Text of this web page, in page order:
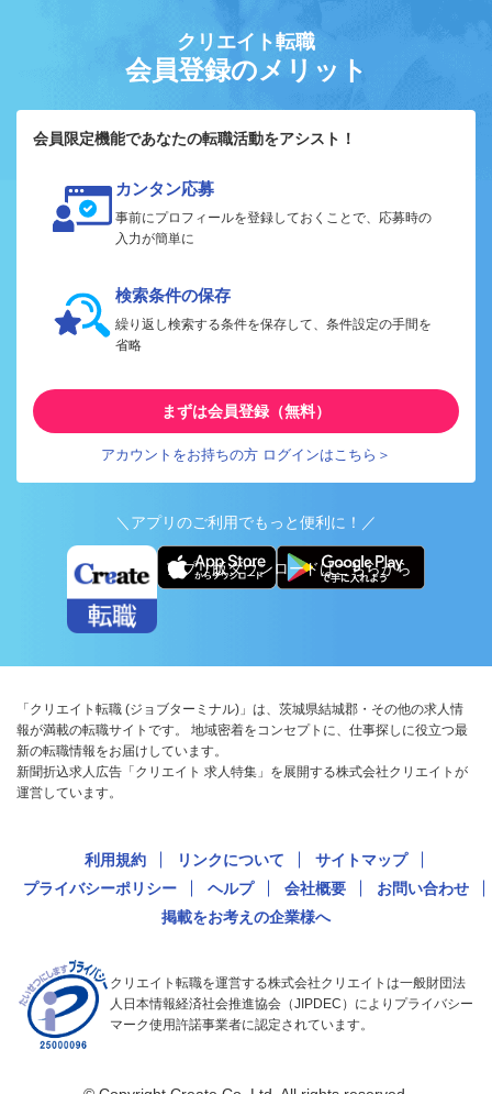
クリエイト転職
会員登録のメリット
会員限定機能であなたの転職活動をアシスト！
カンタン応募
事前にプロフィールを登録しておくことで、応募時の
入力が簡単に
検索条件の保存
繰り返し検索する条件を保存して、条件設定の手間を
省略
まずは会員登録（無料）
アカウントをお持ちの方 ログインはこちら＞
＼アプリのご利用でもっと便利に！／
アプリ版ダウンロードはこちらから
「クリエイト転職 (ジョブターミナル)」は、茨城県結城郡・その他の求人情
報が満載の転職サイトです。 地域密着をコンセプトに、仕事探しに役立つ最
新の転職情報をお届けしています。
新聞折込求人広告「クリエイト 求人特集」を展開する株式会社クリエイトが
運営しています。
利用規約 リンクについて
サイトマップ
プライバシーポリシー
ヘルプ 会社概要
お問い合わせ
掲載をお考えの企業様へ
クリエイト転職を運営する株式会社クリエイトは一般財団法
人日本情報経済社会推進協会（JIPDEC）によりプライバシー
マーク使用許諾事業者に認定されています。